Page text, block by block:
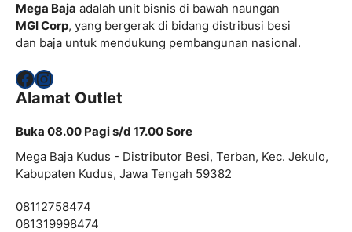
Mega Baja adalah unit bisnis di bawah naungan
MGI Corp, yang bergerak di bidang distribusi besi
dan baja untuk mendukung pembangunan nasional.
Facebook
Instagram
Alamat Outlet
Buka 08.00 Pagi s/d 17.00 Sore
Mega Baja Kudus - Distributor Besi, Terban, Kec. Jekulo,
Kabupaten Kudus, Jawa Tengah 59382
08112758474
081319998474